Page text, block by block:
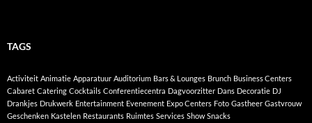
TAGS
Activiteit Animatie Apparatuur Auditorium Bars & Lounges Brunch Business Centers
Cabaret Catering Cocktails Conferentiecentra Dagvoorzitter Dans Decoratie DJ
Drankjes Drukwerk Entertainment Evenement Expo Centers Foto Gastheer Gastvrouw
Geschenken Kastelen Restaurants Ruimtes Services Show Snacks